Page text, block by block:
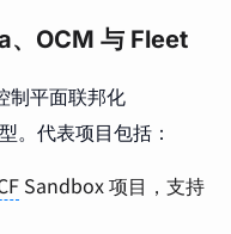
、OCM 与 Fleet
制平面联邦化
。代表项目包括：
Sandbox 项目，支持